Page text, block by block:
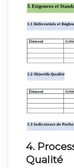
4.
Qualité